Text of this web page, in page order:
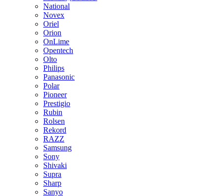
National
Novex
Oriel
Orion
OnLime
Opentech
Olto
Philips
Panasonic
Polar
Pioneer
Prestigio
Rubin
Rolsen
Rekord
RAZZ
Samsung
Sony
Shivaki
Supra
Sharp
Sanyo